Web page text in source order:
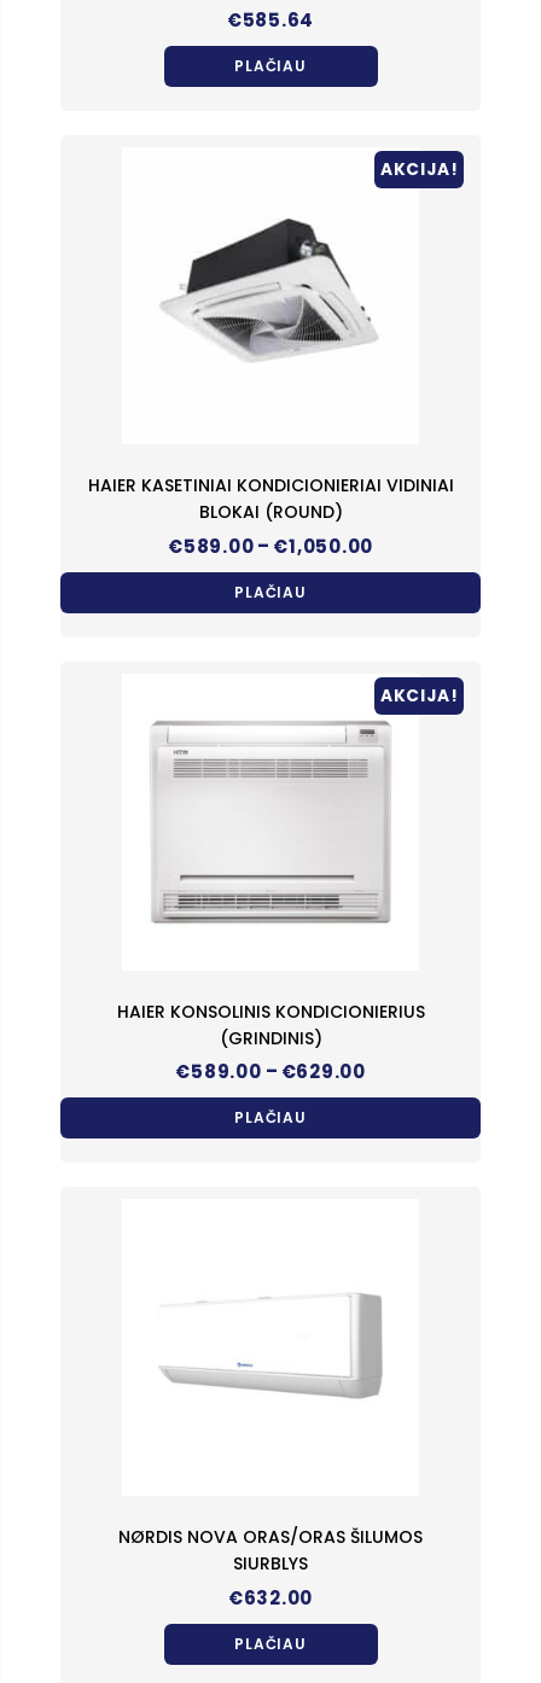
€585.64
PLAČIAU
AKCIJA!
HAIER KASETINIAI KONDICIONIERIAI VIDINIAI
BLOKAI (ROUND)
€589.00– €1,050.00
€589.00
€1,050.00
PLAČIAU
AKCIJA!
HAIER KONSOLINIS KONDICIONIERIUS
(GRINDINIS)
€589.00 – €629.00Price
€589.00
€629.00
PLAČIAU
NØRDIS NOVA ORAS/ORAS ŠILUMOS
SIURBLYS
€632.00
PLAČIAU